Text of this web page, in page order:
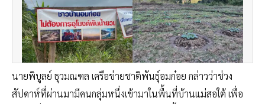
นายพิบูลย์ ธุวมณฑล เครือข่ายชาติพันธุ์อมก๋อย กล่าวว่าช่วง
สัปดาห์ที่ผ่านมามีคนกลุ่มหนึ่งเข้ามาในพื้นที่บ้านแม่สอใต้ เพื่อ